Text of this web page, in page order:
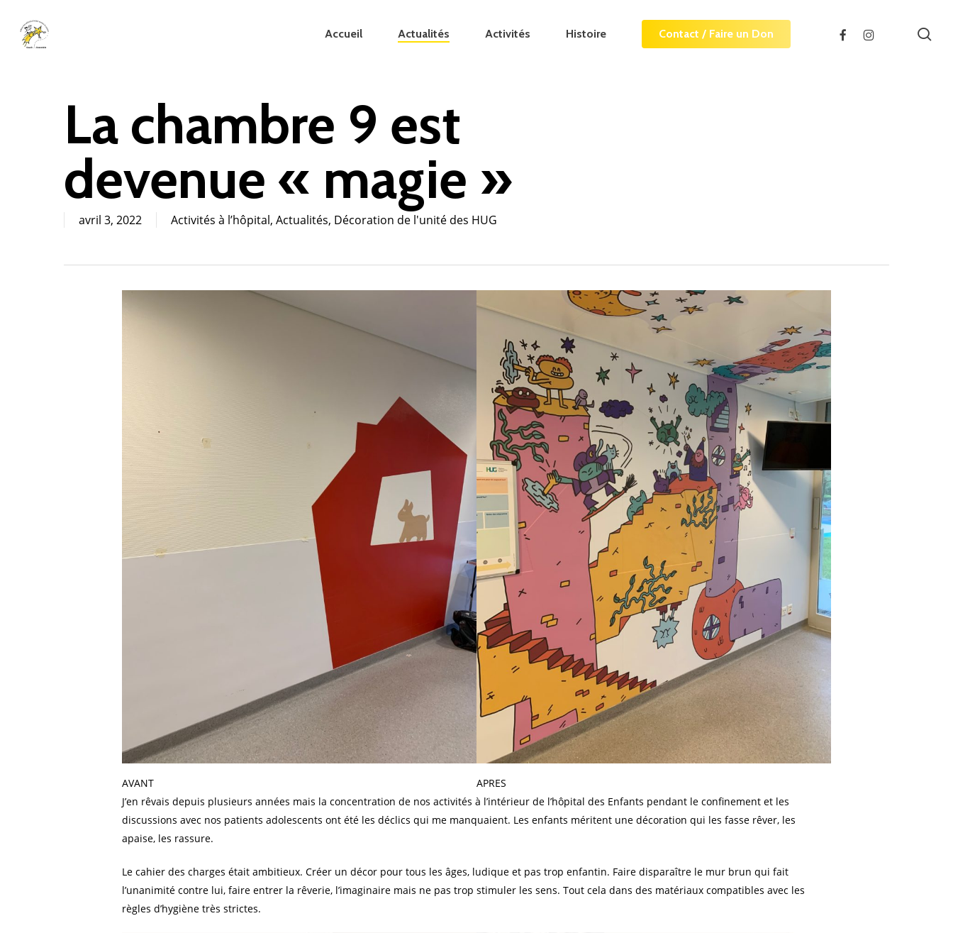
main
Accueil Actualités Activités Histoire Contact / Faire un Don facebookinstagram
La chambre 9 est
devenue « magie »
avril 3, 2022 Activités à l’hôpital, Actualités, Décoration de l'unité des HUG
AVANT
APRES
J’en rêvais depuis plusieurs années mais la concentration de nos activités à l’intérieur de l’hôpital des Enfants pendant le confinement et les
discussions avec nos patients adolescents ont été les déclics qui me manquaient. Les enfants méritent une décoration qui les fasse rêver, les
apaise, les rassure.
Le cahier des charges était ambitieux. Créer un décor pour tous les âges, ludique et pas trop enfantin. Faire disparaître le mur brun qui fait
l’unanimité contre lui, faire entrer la rêverie, l’imaginaire mais ne pas trop stimuler les sens. Tout cela dans des matériaux compatibles avec les
règles d’hygiène très strictes.